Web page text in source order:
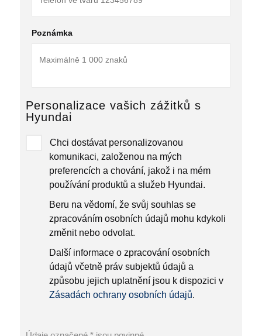
Poznámka
Personalizace vašich zážitků s
Hyundai
Chci dostávat personalizovanou
komunikaci, založenou na mých
preferencích a chování, jakož i na mém
používání produktů a služeb Hyundai.
Beru na vědomí, že svůj souhlas se
zpracováním osobních údajů mohu kdykoli
změnit nebo odvolat.
Další informace o zpracování osobních
údajů včetně práv subjektů údajů a
způsobu jejich uplatnění jsou k dispozici v
Zásadách ochrany osobních údajů.